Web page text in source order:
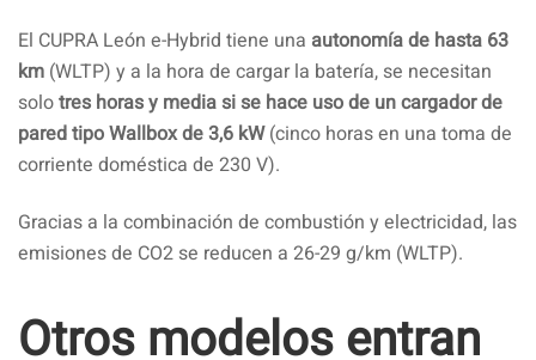
El CUPRA León e-Hybrid tiene una autonomía de hasta 63
km (WLTP) y a la hora de cargar la batería, se necesitan
solotres horas y media si se hace uso de un cargador de
pared tipo Wallbox de 3,6 kW(cinco horas en una toma de
corriente doméstica de 230 V).
Gracias a la combinación de combustión y electricidad, las
emisiones de CO2 se reducen a 26-29 g/km (WLTP).
Otros modelos entran